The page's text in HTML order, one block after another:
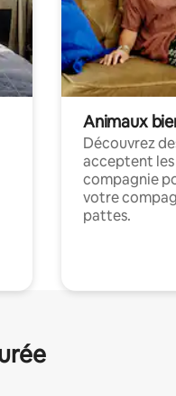
Animaux
Découvrez
acceptent
compagnie
votre
pattes.